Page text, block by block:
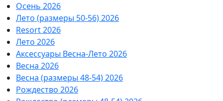
Осень 2026
Лето (размеры 50-56) 2026
Resort 2026
Лето 2026
Аксессуары Весна-Лето 2026
Весна 2026
Весна (размеры 48-54) 2026
Рождество 2026